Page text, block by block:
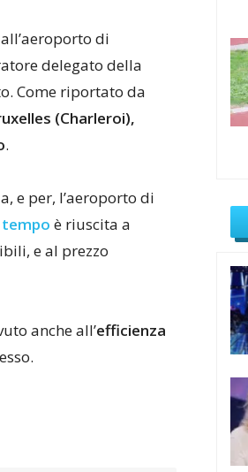
di
delegato della
Come riportato da
(Charleroi),
.
e per, l’aeroporto di
è riuscita a
e al prezzo
anche all’efficienza